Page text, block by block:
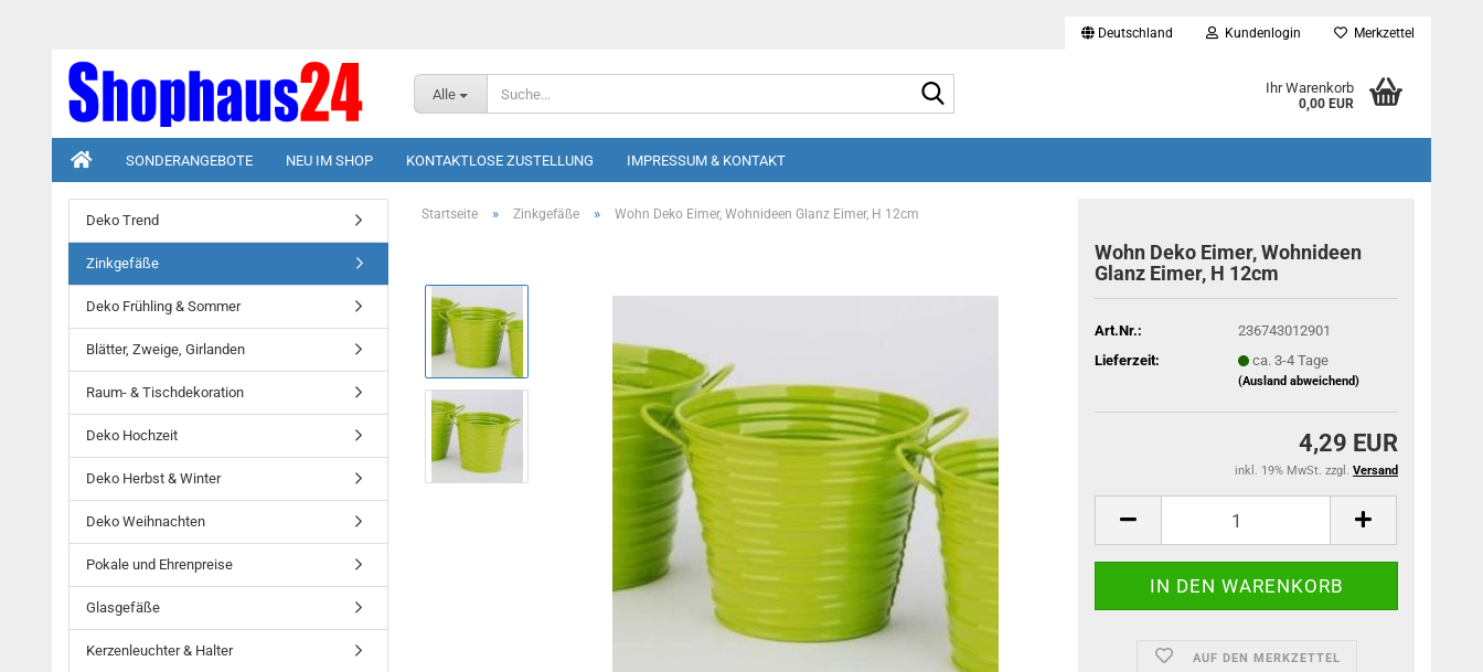
Deutschland Kundenlogin Merkzettel
Alle Ihr Warenkorb
0,00 EUR
SONDERANGEBOTE NEU IM SHOP KONTAKTLOSE ZUSTELLUNG IMPRESSUM & KONTAKT
Startseite » Zinkgefäße » Wohn Deko Eimer, Wohnideen Glanz Eimer, H 12cm
Wohn Deko Eimer, Wohnideen
Glanz Eimer, H 12cm
Art.Nr.:
236743012901
Lieferzeit:
ca. 3-4 Tage
(Ausland abweichend)
4,29 EUR
inkl. 19% MwSt. zzgl. Versand
AUF DEN MERKZETTEL
Deko Trend
Zinkgefäße
Deko Frühling & Sommer
Blätter, Zweige, Girlanden
Raum- & Tischdekoration
Deko Hochzeit
Deko Herbst & Winter
Deko Weihnachten
Pokale und Ehrenpreise
Glasgefäße
Kerzenleuchter & Halter